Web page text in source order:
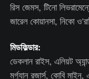
রিস জেমস, টিনো
জারেল কোয়ানসা, নিকো
মিডফিল্ডার:
ডেকলান রাইস, এলিয়ট
মর্গ্যান রজার্স, কোবি মাইনু,